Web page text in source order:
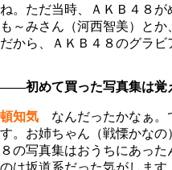
ね。ただ当時、ＡＫＢ４８
も～みさん（河西智美）とか
だから、ＡＫＢ４８のグラビ
――初めて買った写真集は覚
頓知気 なんだったかなぁ。
す。お姉ちゃん（戦慄かな
８の写真集はおうちにあっ
のは坂道系だった気がします